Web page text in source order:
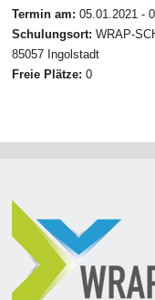
Termin am: 05.01.2021 -
Schulungsort: WRAP-
85057 Ingolstadt
Freie Plätze: 0